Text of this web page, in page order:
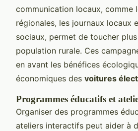
communication locaux, comme
régionales, les journaux locaux
sociaux, permet de toucher
population rurale. Ces
en avant les bénéfices
économiques des voitures
Programmes éducatifs et
Organiser des programmes
ateliers interactifs peut aider à